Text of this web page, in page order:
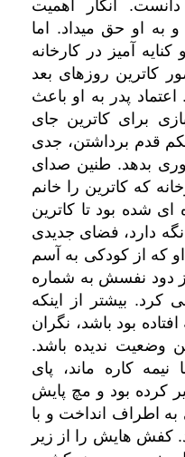
انگار اهمیت
به او حق میداد. اما
آمیز در کارخانه
کاترین روزهای بعد
اعتماد پدر به او باعث
برای کاترین جای
قدم برداشتن، جدی
بدهد. طنین صدای
که کاترین را خانم
شده بود تا کاترین
نگه دارد، فضای جدیدی
که از کودکی به آسم
از دود نفسش به شماره
کرد. بیشتر از اینکه
بود باشد، نگران
وضعیت ندیده باشد.
کاره ماند، پای
کرده بود و مچ پایش
اطراف انداخت و با
کفش هایش را از زیر